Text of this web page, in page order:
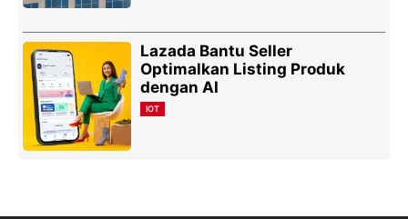
Lazada Bantu Seller
Optimalkan Listing Produk
dengan AI
IOT